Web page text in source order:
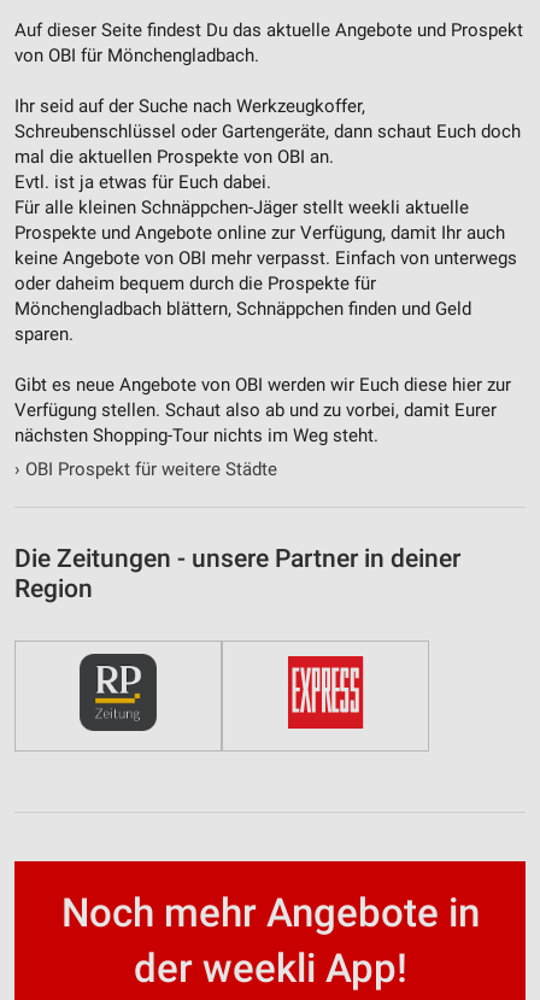
Auf dieser Seite findest Du das aktuelle Angebote und Prospekt
von OBI für Mönchengladbach.
Ihr seid auf der Suche nach Werkzeugkoffer,
Schreubenschlüssel oder Gartengeräte, dann schaut Euch doch
mal die aktuellen Prospekte von OBI an.
Evtl. ist ja etwas für Euch dabei.
Für alle kleinen Schnäppchen-Jäger stellt weekli aktuelle
Prospekte und Angebote online zur Verfügung, damit Ihr auch
keine Angebote von OBI mehr verpasst. Einfach von unterwegs
oder daheim bequem durch die Prospekte für
Mönchengladbach blättern, Schnäppchen finden und Geld
sparen.
Gibt es neue Angebote von OBI werden wir Euch diese hier zur
Verfügung stellen. Schaut also ab und zu vorbei, damit Eurer
nächsten Shopping-Tour nichts im Weg steht.
› OBI Prospekt für weitere Städte
Die Zeitungen - unsere Partner in deiner
Region
Noch mehr Angebote in
der weekli App!
Geräte anhand von aktiv angeforderten
Informationen identifizieren
Notwendig
Performance
Funktional
Werbung